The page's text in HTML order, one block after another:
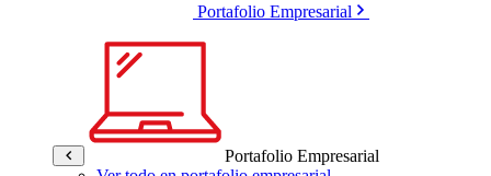
Portafolio Empresarial
Portafolio Empresarial